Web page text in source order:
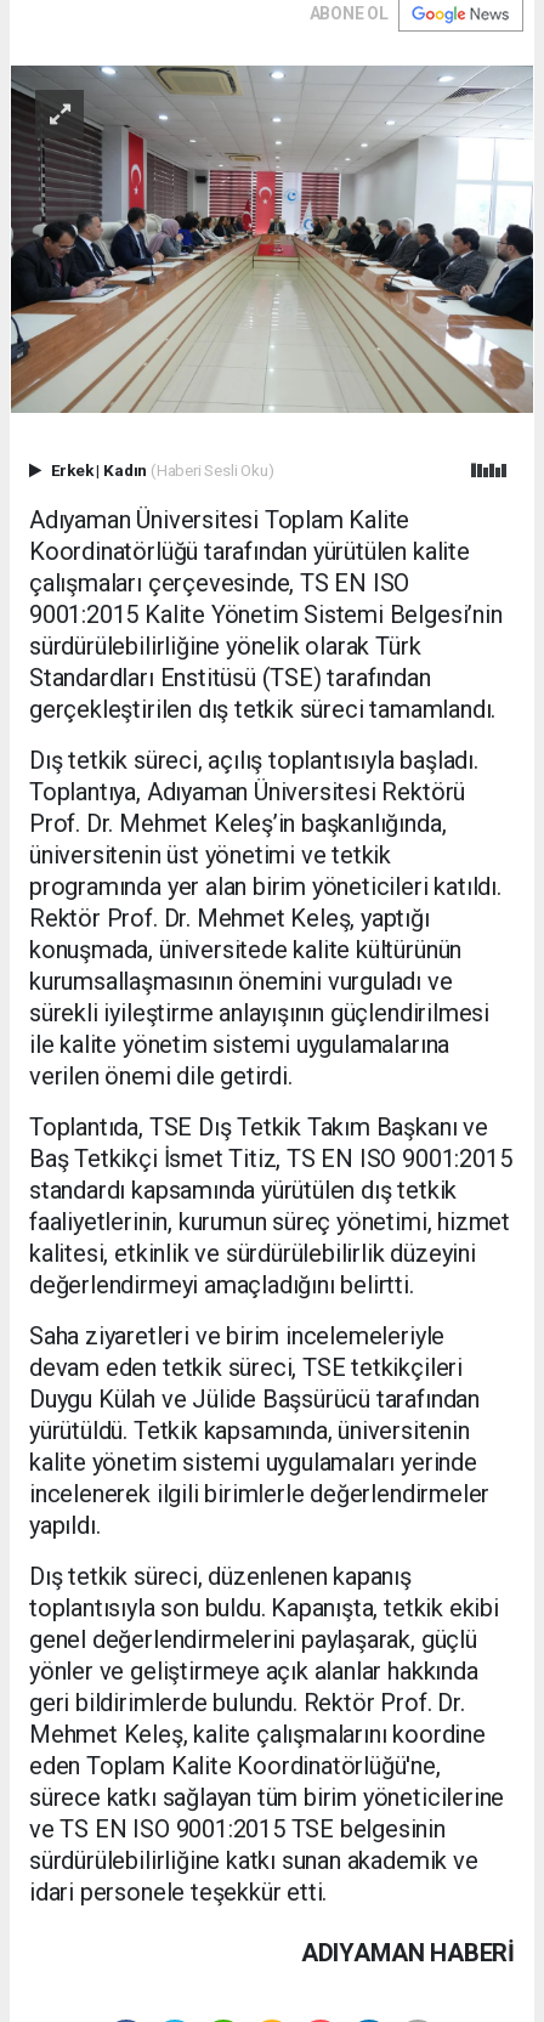
ABONE OL
Erkek| Kadın (Haberi Sesli Oku)
Adıyaman Üniversitesi Toplam Kalite
Koordinatörlüğü tarafından yürütülen kalite
çalışmaları çerçevesinde, TS EN ISO
9001:2015 Kalite Yönetim Sistemi Belgesi’nin
sürdürülebilirliğine yönelik olarak Türk
Standardları Enstitüsü (TSE) tarafından
gerçekleştirilen dış tetkik süreci tamamlandı.
Dış tetkik süreci, açılış toplantısıyla başladı.
Toplantıya, Adıyaman Üniversitesi Rektörü
Prof. Dr. Mehmet Keleş’in başkanlığında,
üniversitenin üst yönetimi ve tetkik
programında yer alan birim yöneticileri katıldı.
Rektör Prof. Dr. Mehmet Keleş, yaptığı
konuşmada, üniversitede kalite kültürünün
kurumsallaşmasının önemini vurguladı ve
sürekli iyileştirme anlayışının güçlendirilmesi
ile kalite yönetim sistemi uygulamalarına
verilen önemi dile getirdi.
Toplantıda, TSE Dış Tetkik Takım Başkanı ve
Baş Tetkikçi İsmet Titiz, TS EN ISO 9001:2015
standardı kapsamında yürütülen dış tetkik
faaliyetlerinin, kurumun süreç yönetimi, hizmet
kalitesi, etkinlik ve sürdürülebilirlik düzeyini
değerlendirmeyi amaçladığını belirtti.
Saha ziyaretleri ve birim incelemeleriyle
devam eden tetkik süreci, TSE tetkikçileri
Duygu Külah ve Jülide Başsürücü tarafından
yürütüldü. Tetkik kapsamında, üniversitenin
kalite yönetim sistemi uygulamaları yerinde
incelenerek ilgili birimlerle değerlendirmeler
yapıldı.
Dış tetkik süreci, düzenlenen kapanış
toplantısıyla son buldu. Kapanışta, tetkik ekibi
genel değerlendirmelerini paylaşarak, güçlü
yönler ve geliştirmeye açık alanlar hakkında
geri bildirimlerde bulundu. Rektör Prof. Dr.
Mehmet Keleş, kalite çalışmalarını koordine
eden Toplam Kalite Koordinatörlüğü'ne,
sürece katkı sağlayan tüm birim yöneticilerine
ve TS EN ISO 9001:2015 TSE belgesinin
sürdürülebilirliğine katkı sunan akademik ve
idari personele teşekkür etti.
ADIYAMAN HABERİ